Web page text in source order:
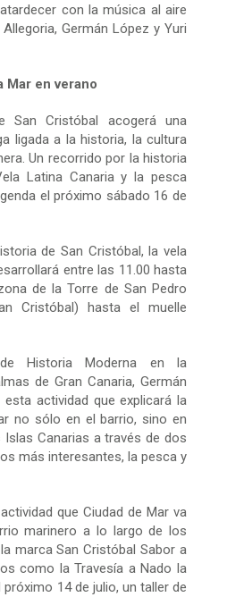
con la música al aire
Germán López y Yuri
Mar en verano
San Cristóbal acogerá una
ligada a la historia, la cultura
Un recorrido por la historia
Latina Canaria y la pesca
el próximo sábado 16 de
de San Cristóbal, la vela
entre las 11.00 hasta
de la Torre de San Pedro
Cristóbal) hasta el muelle
Historia Moderna en la
de Gran Canaria, Germán
esta actividad que explicará la
no sólo en el barrio, sino en
Canarias a través de dos
más interesantes, la pesca y
que Ciudad de Mar va
marinero a lo largo de los
marca San Cristóbal Sabor a
como la Travesía a Nado la
próximo 14 de julio, un taller de